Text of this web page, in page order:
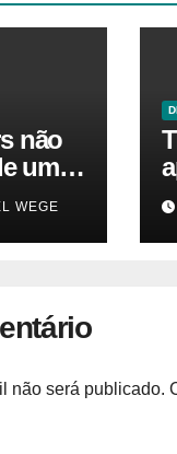
não
um
WEGE
não será publicado.